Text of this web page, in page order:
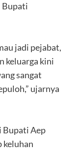
Bupati
jadi pejabat,
keluarga kini
sangat
ujarnya
Bupati Aep
keluhan